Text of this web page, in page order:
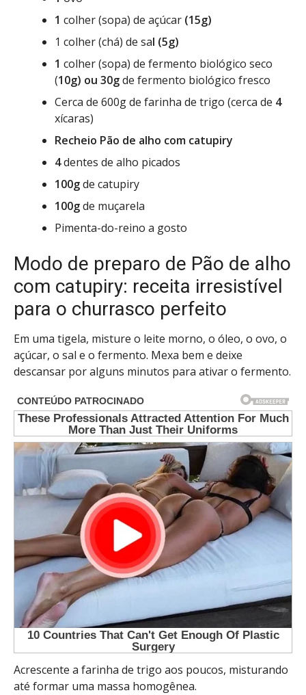
1 colher (sopa) de açúcar (15g)
1 colher (chá) de sal (5g)
1 colher (sopa) de fermento biológico seco
(10g) ou 30gde fermento biológico fresco
Cerca de 600g de farinha de trigo (cerca de 4
xícaras)
Recheio Pão de alho com catupiry
4dentes de alho picados
100gde catupiry
100gde muçarela
Pimenta-do-reino a gosto
Modo de preparo de Pão de alho
com catupiry: receita irresistível
para o churrasco perfeito
Em uma tigela, misture o leite morno, o óleo, o ovo, o
açúcar, o sal e o fermento. Mexa bem e deixe
descansar por alguns minutos para ativar o fermento.
Acrescente a farinha de trigo aos poucos, misturando
até formar uma massa homogênea.